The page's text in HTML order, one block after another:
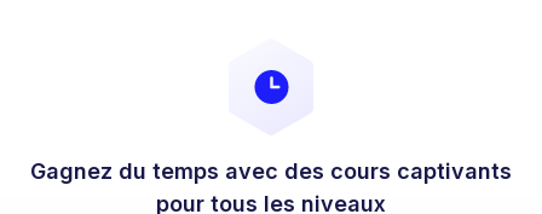
Gagnez du temps avec des cours captivants
pour tous les niveaux